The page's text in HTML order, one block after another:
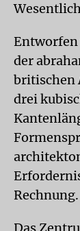
Entworfen
der
britischen
drei
Rechnung.